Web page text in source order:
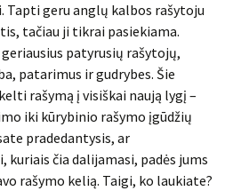
geru anglų kalbos rašytoju
tačiau ji tikrai pasiekiama.
patyrusių rašytojų,
patarimus ir gudrybes. Šie
rašymą į visiškai naują lygį –
iki kūrybinio rašymo įgūdžių
pradedantysis, ar
čia dalijamasi, padės jums
rašymo kelią. Taigi, ko laukiate?